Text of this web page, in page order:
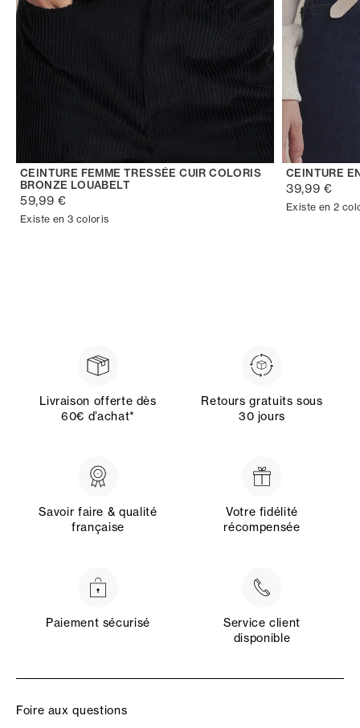
CEINTURE FEMME TRESSÉE CUIR COLORIS
BRONZE LOUABELT
59,99 €
Existe en 3 coloris
CEINTURE
39,99 €
Existe en 2
Livraison offerte dès
60€ d’achat*
Retours gratuits sous
30 jours
Savoir faire & qualité
française
Votre fidélité
récompensée
Paiement sécurisé
Service client
disponible
Foire aux questions